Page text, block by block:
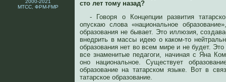
2000-2021
МТСС, ФРМ-FMP
сто лет тому назад?
- Говоря о Концепции развития
опускаю слова «национальное
образования не бывает. Это иллюзия,
внедрить в массы идею о каком-то
образования нет во всем мире и не будет.
все знаменитые педагоги, начиная с Яна
оно национальное. Существует
образование на татарском языке. Вот в
татарское образование.